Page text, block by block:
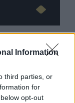
Information
third parties, or
for
opt-out